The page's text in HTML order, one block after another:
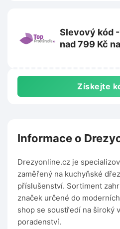
Slevový kód
nad 799 Kč
Získejte
Informace o
Drezyonline.cz je
zaměřený na kuchyňské
příslušenství. Sortiment
značek určené do
shop se soustředí na široký
poradenství.